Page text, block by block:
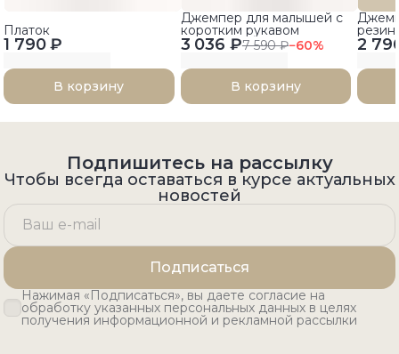
1 790 ₽
Платок
В корзину
3 036 ₽7 590 ₽−60%
Джемпер для малышей с
коротким рукавом
В корзину
2
Подпишитесь на рассылку
Чтобы всегда оставаться в курсе актуальных
новостей
Подписаться
Нажимая «Подписаться», вы даете согласие на
обработку указанных персональных данных в целях
получения информационной и рекламной рассылки